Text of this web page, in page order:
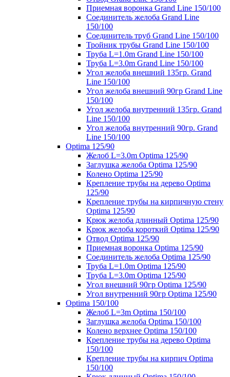
Приемная воронка Grand Line 150/100
Соединитель желоба Grand Line
150/100
Соединитель труб Grand Line 150/100
Тройник трубы Grand Line 150/100
Труба L=1.0m Grand Line 150/100
Труба L=3.0m Grand Line 150/100
Угол желоба внешний 135гр. Grand
Line 150/100
Угол желоба внешний 90гр Grand Line
150/100
Угол желоба внутренний 135гр. Grand
Line 150/100
Угол желоба внутренний 90гр. Grand
Line 150/100
Optima 125/90
Желоб L=3.0m Optima 125/90
Заглушка желоба Optima 125/90
Колено Optima 125/90
Крепление трубы на дерево Optima
125/90
Крепление трубы на кирпичную стену
Optima 125/90
Крюк желоба длинный Optima 125/90
Крюк желоба короткий Optima 125/90
Отвод Optima 125/90
Приемная воронка Optima 125/90
Соединитель желоба Optima 125/90
Труба L=1.0m Optima 125/90
Труба L=3.0m Optima 125/90
Угол внешний 90гр Optima 125/90
Угол внутренний 90гр Optima 125/90
Optima 150/100
Желоб L=3m Optima 150/100
Заглушка желоба Optima 150/100
Колено верхнее Optima 150/100
Крепление трубы на дерево Optima
150/100
Крепление трубы на кирпич Optima
150/100